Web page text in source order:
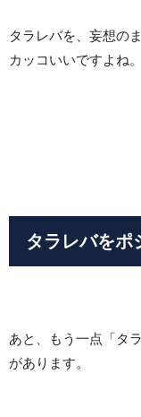
タラレバを、妄想の
カッコいいですよね。
タラレバを
あと、もう一点「タ
があります。